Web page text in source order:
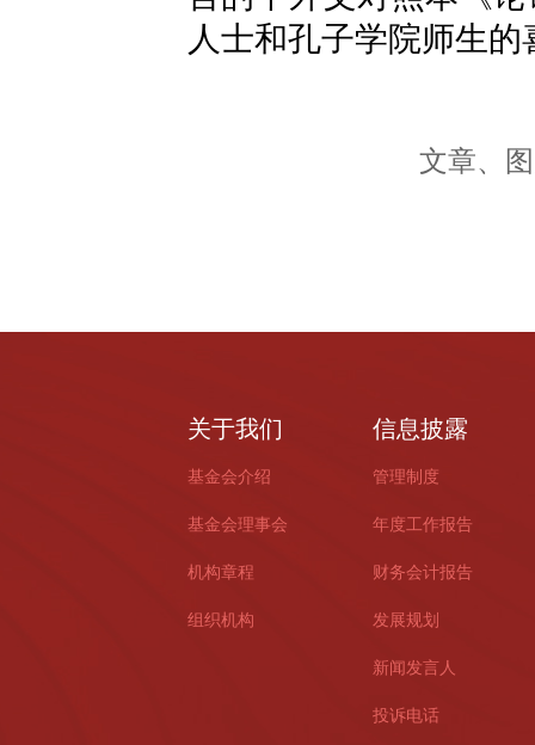
人士和孔子学院师生的
文章、
关于我们
基金会介绍
基金会理事会
机构章程
组织机构
信息披露
管理制度
年度工作报告
财务会计报告
发展规划
新闻发言人
投诉电话